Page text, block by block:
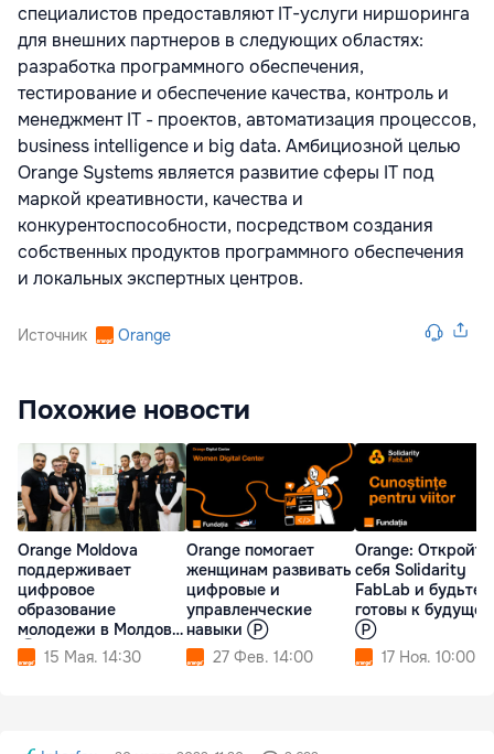
специалистов предоставляют IТ-услуги ниршоринга
для внешних партнеров в следующих областях:
разработка программного обеспечения,
тестирование и обеспечение качества, контроль и
менеджмент IТ - проектов, автоматизация процессов,
business intelligence и big data. Амбициозной целью
Orange Systems является развитие сферы IT под
маркой креативности, качества и
конкурентоспособности, посредством создания
собственных продуктов программного обеспечения
и локальных экспертных центров.
Источник Orange
Похожие новости
Orange Moldova
поддерживает
цифровое
образование
молодежи в Молдове
Ⓟ 15 Мая. 14:30
Orange помогает
женщинам развивать
цифровые и
управленческие
навыки Ⓟ
27 Фев. 14:00
Orange:
себя Solidarity
FabLab и будьте
готовы к
Ⓟ
17 Ноя. 10:00